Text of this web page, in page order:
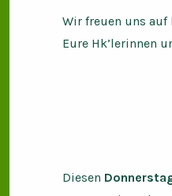
Wir freuen uns auf
Eure Hk’lerinnen
Diesen